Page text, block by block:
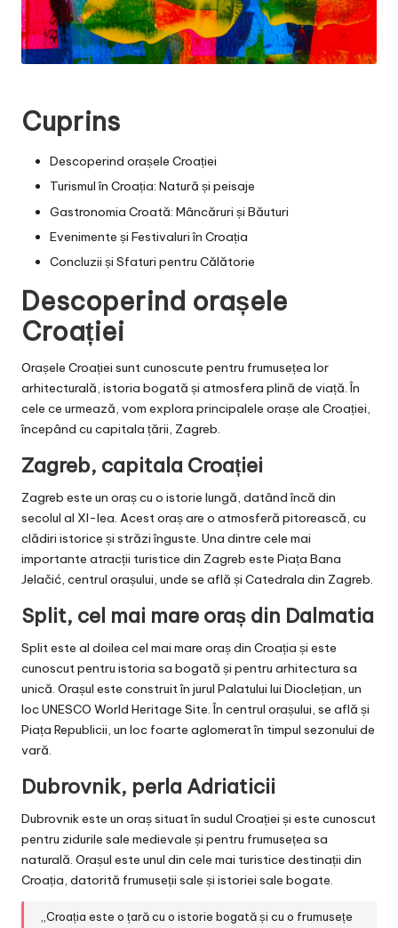
Cuprins
Descoperind orașele Croației
Turismul în Croația: Natură și peisaje
Gastronomia Croată: Mâncăruri și Băuturi
Evenimente și Festivaluri în Croația
Concluzii și Sfaturi pentru Călătorie
Descoperind orașele
Croației
Orașele Croației sunt cunoscute pentru frumusețea lor
arhitecturală, istoria bogată și atmosfera plină de viață. În
cele ce urmează, vom explora principalele orașe ale Croației,
începând cu capitala țării, Zagreb.
Zagreb, capitala Croației
Zagreb este un oraș cu o istorie lungă, datând încă din
secolul al XI-lea. Acest oraș are o atmosferă pitorească, cu
clădiri istorice și străzi înguste. Una dintre cele mai
importante atracții turistice din Zagreb este Piața Bana
Jelačić, centrul orașului, unde se află și Catedrala din Zagreb.
Split, cel mai mare oraș din Dalmatia
Split este al doilea cel mai mare oraș din Croația și este
cunoscut pentru istoria sa bogată și pentru arhitectura sa
unică. Orașul este construit în jurul Palatului lui Dioclețian, un
loc UNESCO World Heritage Site. În centrul orașului, se află și
Piața Republicii, un loc foarte aglomerat în timpul sezonului de
vară.
Dubrovnik, perla Adriaticii
Dubrovnik este un oraș situat în sudul Croației și este cunoscut
pentru zidurile sale medievale și pentru frumusețea sa
naturală. Orașul este unul din cele mai turistice destinații din
Croația, datorită frumuseții sale și istoriei sale bogate.
„Croația este o țară cu o istorie bogată și cu o frumusețe